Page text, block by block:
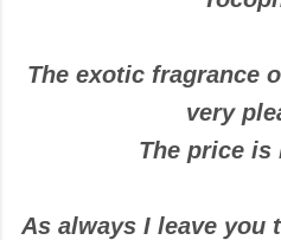
The exotic fragrance
very
The price is
As always I leave you